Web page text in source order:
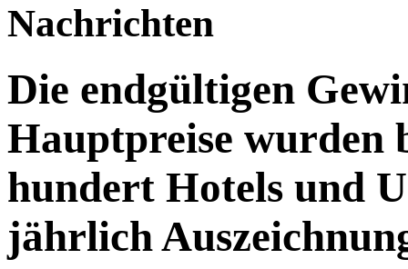
Nachrichten
Die endgültigen
Hauptpreise wurden
hundert Hotels und
jährlich